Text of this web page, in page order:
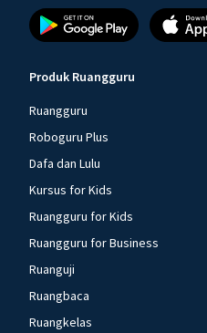
Produk Ruangguru
Ruangguru
Roboguru Plus
Dafa dan Lulu
Kursus for Kids
Ruangguru for Kids
Ruangguru for Business
Ruanguji
Ruangbaca
Ruangkelas